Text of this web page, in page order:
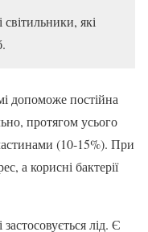
які
допоможе постійна
протягом усього
(10-15%). При
а корисні бактерії
лід. Є